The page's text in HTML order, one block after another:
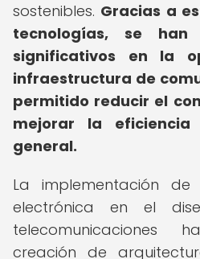
sostenibles. Gracias a
tecnologías, se han
significativos en la
infraestructura de
permitido reducir el
mejorar la
general.
La implementación de
electrónica en el
telecomunicaciones
creación de